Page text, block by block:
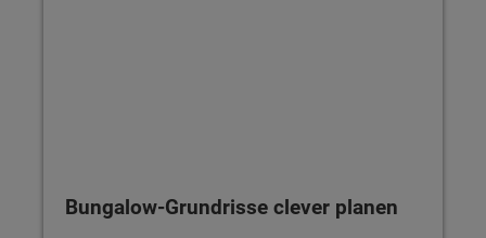
Bungalow-Grundrisse clever planen